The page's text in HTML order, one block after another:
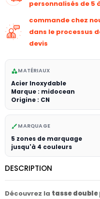
personnalisés de 5
commande chez
dans le processus
devis
categoryMATÉRIAUX
Acier Inoxydable
Marque : midocean
Origine : CN
brush MARQUAGE
5 zones de marquage
jusqu'à 4 couleurs
DESCRIPTION
Découvrez la tasse